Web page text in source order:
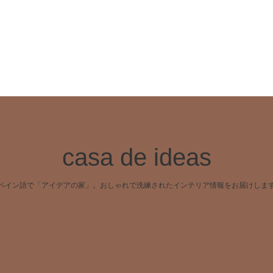
casa de ideas
イン語で「アイデアの家」。おしゃれで洗練されたインテリア情報をお届けしま